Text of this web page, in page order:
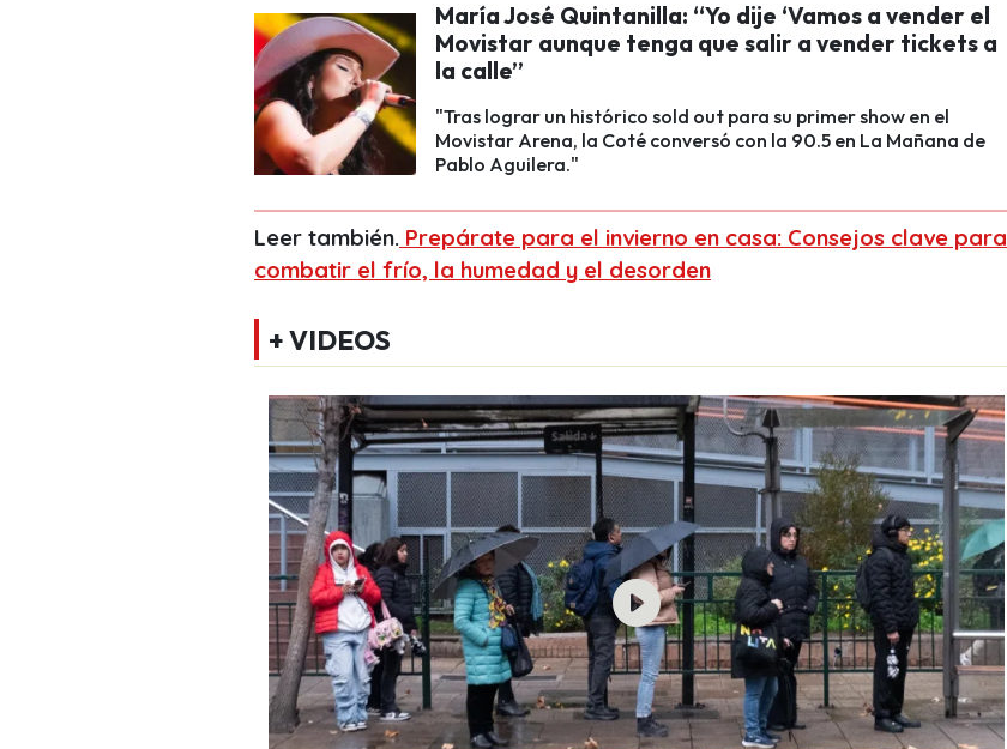
María José Quintanilla: “Yo dije ‘Vamos a vender el
Movistar aunque tenga que salir a vender tickets a
la calle”
"Tras lograr un histórico sold out para su primer show en el
Movistar Arena, la Coté conversó con la 90.5 en La Mañana de
Pablo Aguilera."
Leer también. Prepárate para el invierno en casa: Consejos clave para
combatir el frío, la humedad y el desorden
+ VIDEOS